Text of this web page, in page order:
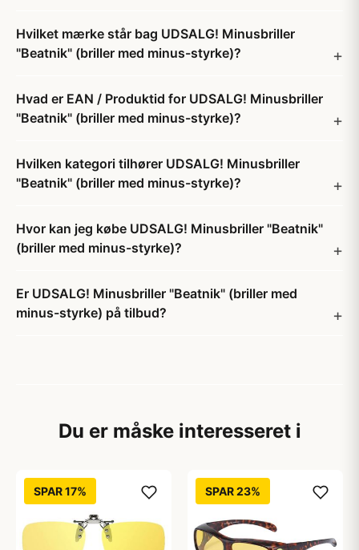
Hvilket mærke står bag UDSALG! Minusbriller
"Beatnik" (briller med minus-styrke)?
Hvad er EAN / Produktid for UDSALG! Minusbriller
"Beatnik" (briller med minus-styrke)?
Hvilken kategori tilhører UDSALG! Minusbriller
"Beatnik" (briller med minus-styrke)?
Hvor kan jeg købe UDSALG! Minusbriller "Beatnik"
(briller med minus-styrke)?
Er UDSALG! Minusbriller "Beatnik" (briller med
minus-styrke) på tilbud?
Du er måske interesseret i
SPAR 17% SPAR 23%